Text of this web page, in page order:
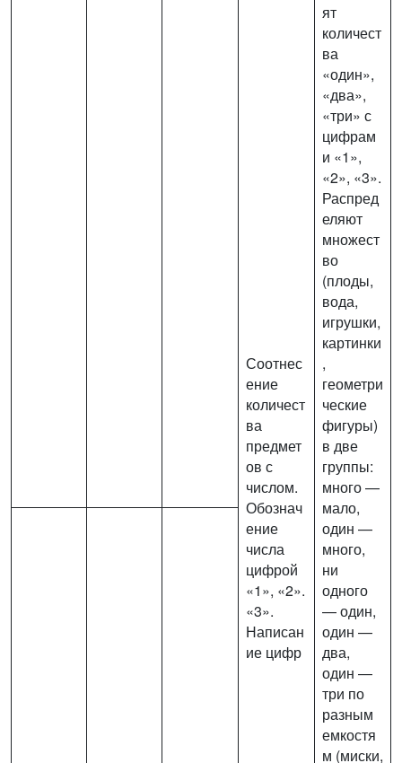
Соотнес
ение
количест
ва
предмет
ов с
числом.
Обознач
ение
числа
цифрой
«1», «2».
«3».
Написан
ие цифр
ят
количест
ва
«один»,
«два»,
«три» с
цифрам
и «1»,
«2», «3».
Распред
еляют
множест
во
(плоды,
вода,
игрушки,
картинки
,
геометри
ческие
фигуры)
в две
группы:
много —
мало,
один —
много,
ни
одного
— один,
один —
два,
один —
три по
разным
емкостя
м (миски,